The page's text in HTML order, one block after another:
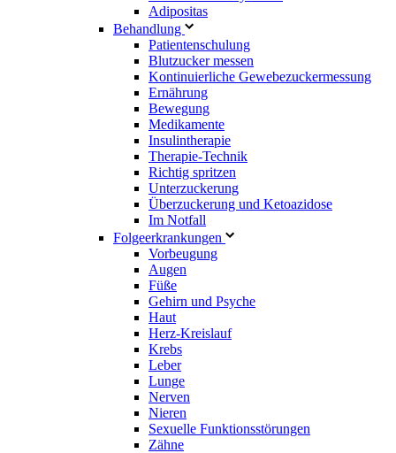
Adipositas
Behandlung
Patientenschulung
Blutzucker messen
Kontinuierliche Gewebezuckermessung
Ernährung
Bewegung
Medikamente
Insulintherapie
Therapie-Technik
Richtig spritzen
Unterzuckerung
Überzuckerung und Ketoazidose
Im Notfall
Folgeerkrankungen
Vorbeugung
Augen
Füße
Gehirn und Psyche
Haut
Herz-Kreislauf
Krebs
Leber
Lunge
Nerven
Nieren
Sexuelle Funktionsstörungen
Zähne